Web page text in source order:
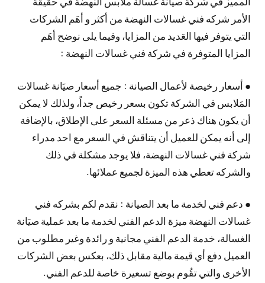
الأمر شركه فني غسالات النهضة من أكثر و أهَم الشركات
التي يتوفر فيها العَديد من المزايا، وفيما يلى نوضح أهَم
المزايا المتوفرة في شركة فني غسالات النهضة :
● أسعار رخيصة لأعمال الصيانة : جميع أسعار صيَانة غسالات
المَلابس في الشركة تكون بسعر رخيص جداً، ولذلك لا يمكن
أن يكون هناك ذعر من مسئلة السعر على الإطلاق، بالإضافة
إلى أنه يمكن للعميل أن يتناقش في السعر مع احد مدراء
شركة فني غسالات النهضة، فلا يوجد مشكلة في ذلك
والشركه تعطي هذه الميزة لجميع عملائها.
● دعم فني لخدمة ما بعد الصيانة : نقدم لكم بشركه فني
غسالات النهضة ميزة الدعم الفني لخدمة ما بعد عملية صيَانة
الغسالة، خدمة الدعم الفني مجانية و رائدة وغير مطلوب من
العميل دفع أي قيمة مالية مقابل ذلك، بعكس بعض الشركات
الأخرى والتي تقُوم بوضع تسعيرة خاصة للدعم الفني.